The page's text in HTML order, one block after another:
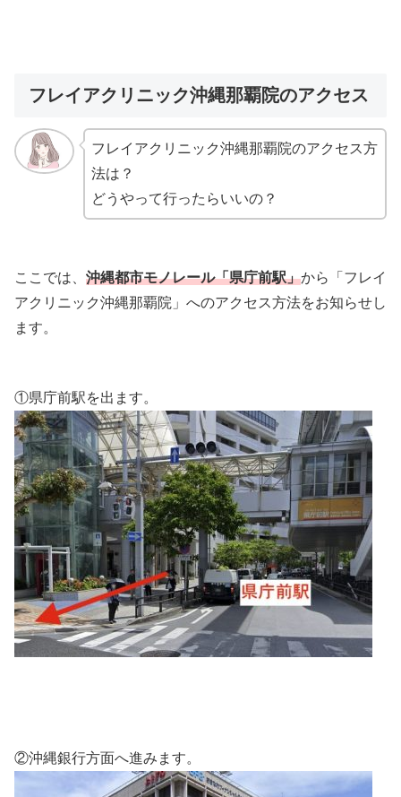
フレイアクリニック沖縄那覇院のアクセス
フレイアクリニック沖縄那覇院のアクセス方
法は？
どうやって行ったらいいの？
ここでは、 沖縄都市モノレール「県庁前駅」から「フレイ
アクリニック沖縄那覇院」へのアクセス方法をお知らせし
ます。
①県庁前駅を出ます。
②沖縄銀行方面へ進みます。